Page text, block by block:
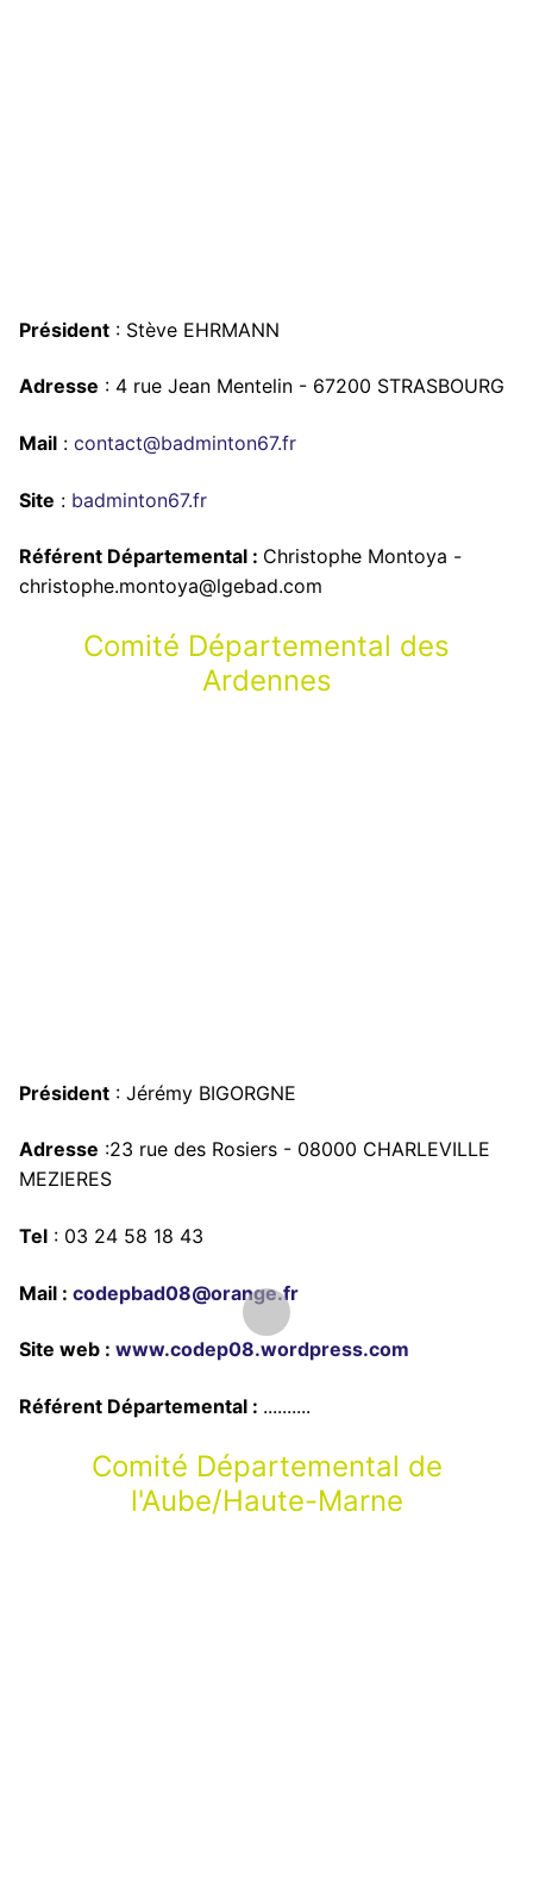
Président : Stève EHRMANN
Adresse : 4 rue Jean Mentelin - 67200 STRASBOURG
Mail : contact@badminton67.fr
Site : badminton67.fr
Référent Départemental : Christophe Montoya -
christophe.montoya@lgebad.com
Comité Départemental des
Ardennes
Président : Jérémy BIGORGNE
Adresse :23 rue des Rosiers - 08000 CHARLEVILLE
MEZIERES
Tel : 03 24 58 18 43
Mail : codepbad08@orange.fr
Site web : www.codep08.wordpress.com
Référent Départemental : ..........
Comité Départemental de
l'Aube/Haute-Marne